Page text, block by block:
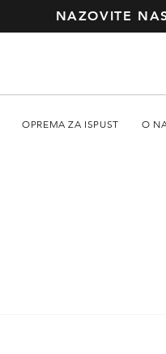
NAZOVITE
OPREMA ZA ISPUST O